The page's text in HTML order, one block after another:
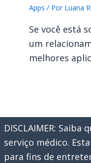
Apps / Por Luana
Se você está
um
melhores
DISCLAIMER: Saiba
serviço médico.
para fins de